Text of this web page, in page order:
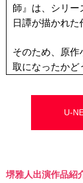
師』は、シリー
日譚が描かれた
そのため、原作
取になったかど
U-
堺雅人出演作品紹